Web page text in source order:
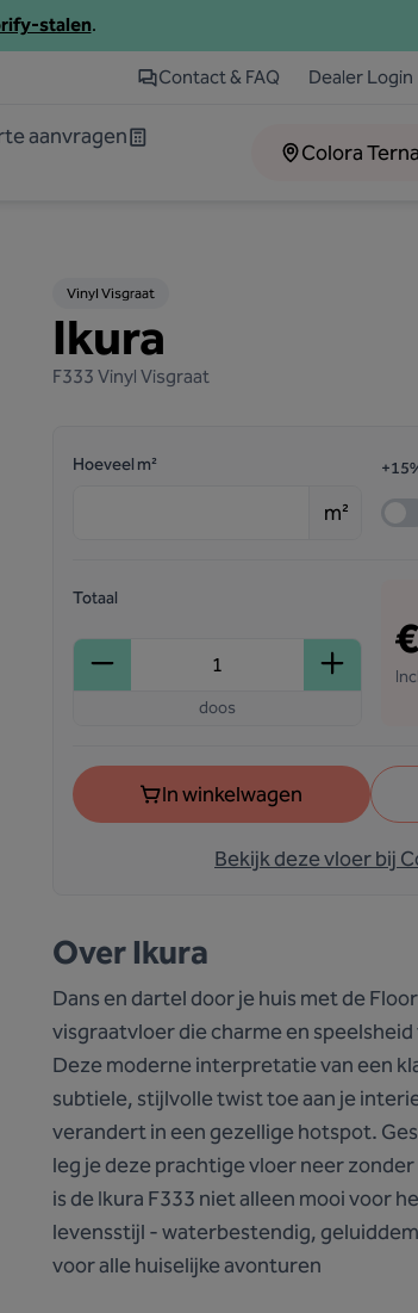
stalen.
Contact & FAQ Dealer Login
aanvragen
Colora
Vinyl Visgraat
Ikura
F333 Vinyl Visgraat
Hoeveel m²
m²
Totaal
doos
In winkelwagen
Bekijk deze vloer bij
Over Ikura
Dans en dartel door je huis met de
visgraatvloer die charme en
Deze moderne interpretatie van een
subtiele, stijlvolle twist toe aan je
verandert in een gezellige hotspot.
leg je deze prachtige vloer neer
is de Ikura F333 niet alleen mooi voor
levensstijl - waterbestendig,
voor alle huiselijke avonturen